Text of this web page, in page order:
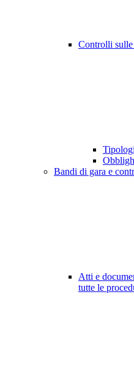
Controlli sulle
Bandi di gara e
Atti e
tutte le